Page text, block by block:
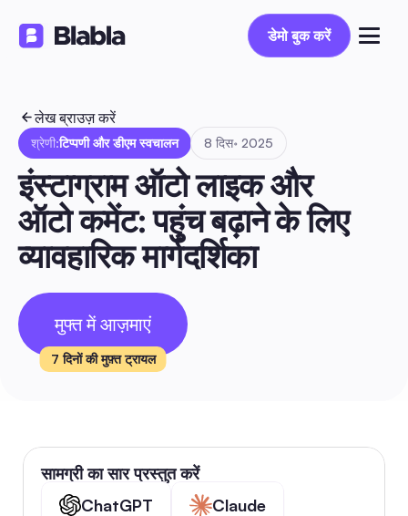
डेमो बुक करें
डेमो बुक करें
लेख ब्राउज़ करें
श्रेणी:टिप्पणी और डीएम स्वचालन 8 दिस॰ 2025
इंस्टाग्राम ऑटो लाइक और
ऑटो कमेंट: पहुंच बढ़ाने के लिए
व्यावहारिक मार्गदर्शिका
मुफ्त में आज़माएं
7 दिनों की मुफ़्त ट्रायल
सामग्री का सार प्रस्तुत करें
ChatGPT
Claude